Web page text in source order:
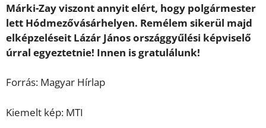
Márki-Zay viszont annyit elért, hogy polgármester
lett Hódmezővásárhelyen. Remélem sikerül majd
elképzeléseit Lázár János országgyűlési képviselő
úrral egyeztetnie! Innen is gratulálunk!
Forrás: Magyar Hírlap
Kiemelt kép: MTI